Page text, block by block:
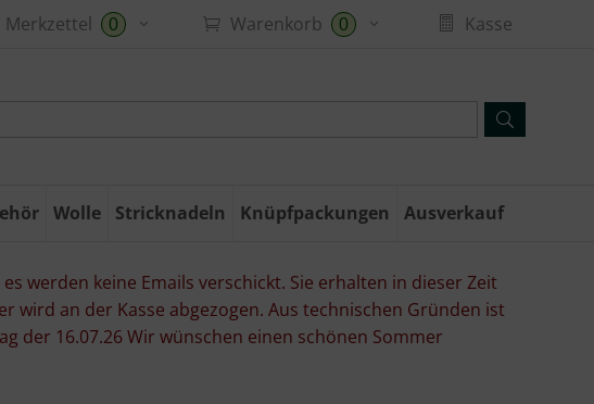
Merkzettel 0 Warenkorb 0 Kasse
Wolle Stricknadeln Knüpfpackungen Ausverkauf
werden keine Emails verschickt. Sie erhalten in dieser Zeit
wird an der Kasse abgezogen. Aus technischen Gründen ist
der 16.07.26 Wir wünschen einen schönen Sommer